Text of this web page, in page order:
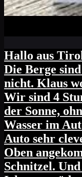
Hallo aus
Die Berge
nicht. Klaus
Wir sind 4
der Sonne,
Wasser im
Auto sehr
Oben
Schnitzel.